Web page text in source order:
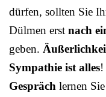
dürfen, sollten Sie
Dülmen erst nach
geben.
Sympathie ist alles
Gespräch lernen